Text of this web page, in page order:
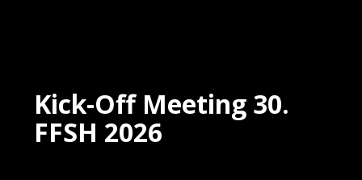
Kick-Off Meeting 30.
FFSH 2026